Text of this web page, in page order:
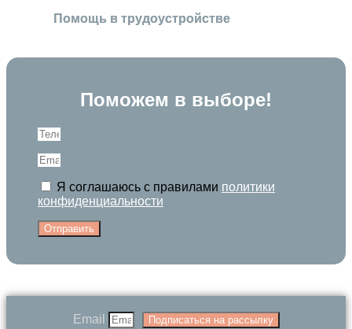
Помощь в трудоустройстве
Поможем в выборе!
Я соглашаюсь с правилами политики
конфиденциальности
Отправить
Email Подписаться на рассылку